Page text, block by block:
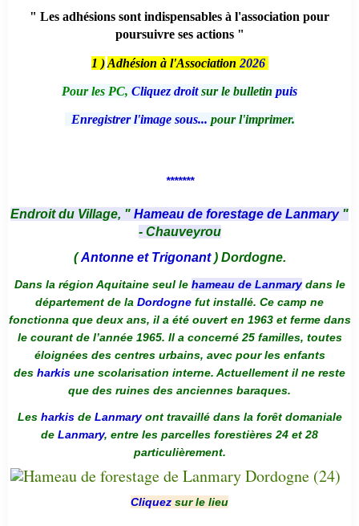
" Les adhésions sont indispensables à l'association pour
poursuivre ses actions "
1 ) Adhésion à l'Association 2026
Pour les PC, Cliquez droitsur le bulletin puis
Enregistrer l'image sous... pour l'imprimer.
*******
Endroit du Village, " Hameau de forestage de Lanmary "
- Chauveyrou
(Antonne et Trigonant) Dordogne.
Dans la région Aquitaine seul le hameau de Lanmarydans le
département de la Dordogne fut installé. Ce camp ne
fonctionna que deux ans, il a été ouvert en 1963 et ferme dans
le courant de l’année 1965. Il a concerné 25 familles, toutes
éloignées des centres urbains, avec pour les enfants
des harkis une scolarisation interne. Actuellement il ne reste
que des ruines des anciennes baraques.
Les harkis de Lanmaryont travaillé dans la forêt domaniale
de Lanmary, entre les parcelles forestières 24 et 28
particulièrement.
Cliquez sur le lieu